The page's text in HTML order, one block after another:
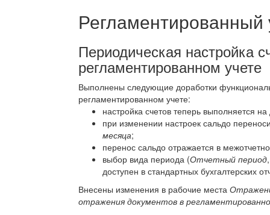
Регламентированный
Периодическая настройка
регламентированном учете
Выполнены следующие доработки
регламентированном учете:
настройка счетов теперь выполняется
при изменении настроек сальдо
месяца;
перенос сальдо отражается в
выбор вида периода (Отчетный период
доступен в стандартных бухгалтерских
Внесены изменения в рабочие места
отражения документов в